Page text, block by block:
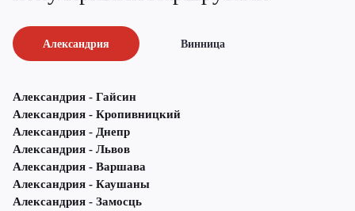
Александрия Винница
Александрия - Гайсин
Александрия - Кропивницкий
Александрия - Днепр
Александрия - Львов
Александрия - Варшава
Александрия - Каушаны
Александрия - Замосць